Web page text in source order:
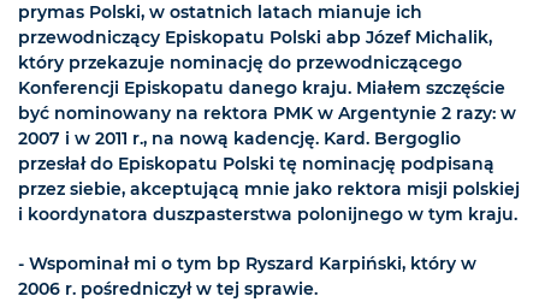
prymas Polski, w ostatnich latach mianuje ich
przewodniczący Episkopatu Polski abp Józef Michalik,
który przekazuje nominację do przewodniczącego
Konferencji Episkopatu danego kraju. Miałem szczęście
być nominowany na rektora PMK w Argentynie 2 razy: w
2007 i w 2011 r., na nową kadencję. Kard. Bergoglio
przesłał do Episkopatu Polski tę nominację podpisaną
przez siebie, akceptującą mnie jako rektora misji polskiej
i koordynatora duszpasterstwa polonijnego w tym kraju.
- Wspominał mi o tym bp Ryszard Karpiński, który w
2006 r. pośredniczył w tej sprawie.